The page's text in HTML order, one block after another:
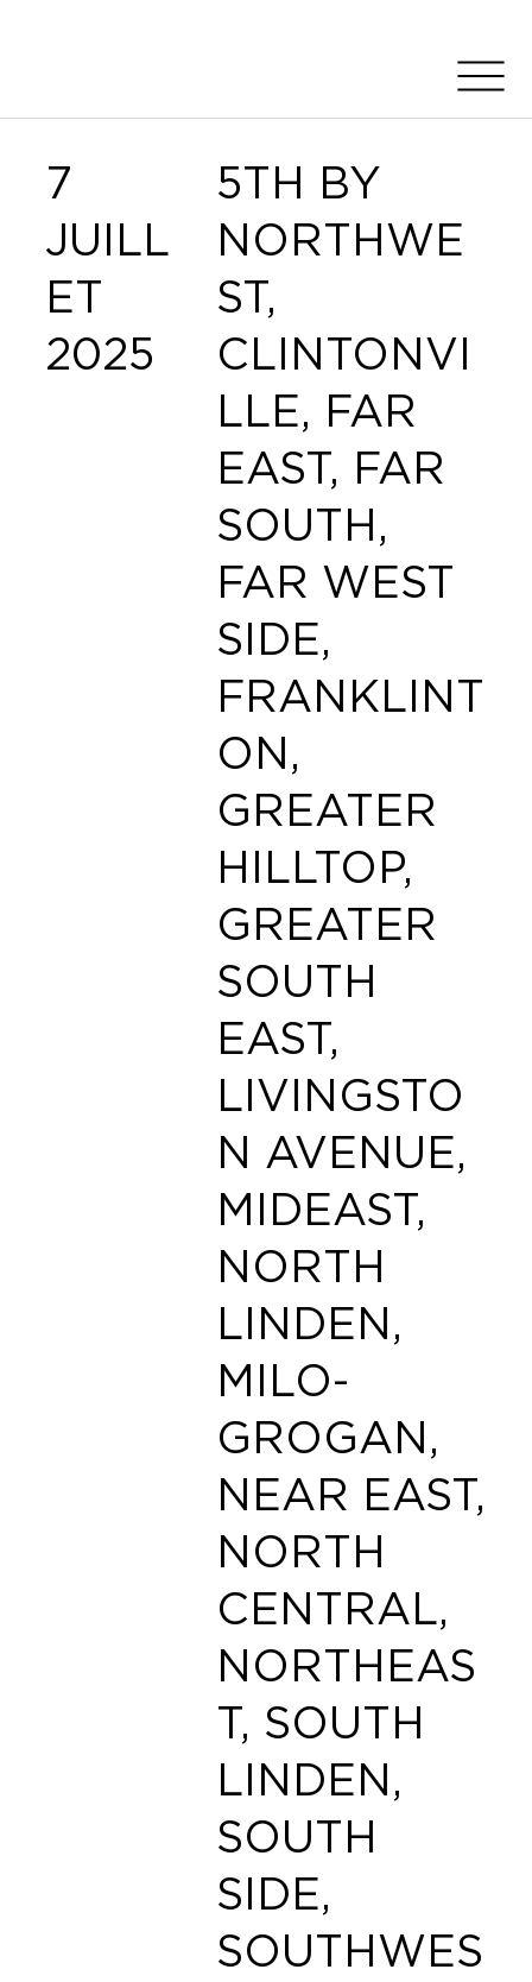
7
JUILL
ET
2025
5TH BY
NORTHWE
ST,
CLINTONVI
LLE, FAR
EAST, FAR
SOUTH,
FAR WEST
SIDE,
FRANKLINT
ON,
GREATER
HILLTOP,
GREATER
SOUTH
EAST,
LIVINGSTO
N AVENUE,
MIDEAST,
NORTH
LINDEN,
MILO-
GROGAN,
NEAR EAST,
NORTH
CENTRAL,
NORTHEAS
T, SOUTH
LINDEN,
SOUTH
SIDE,
SOUTHWES